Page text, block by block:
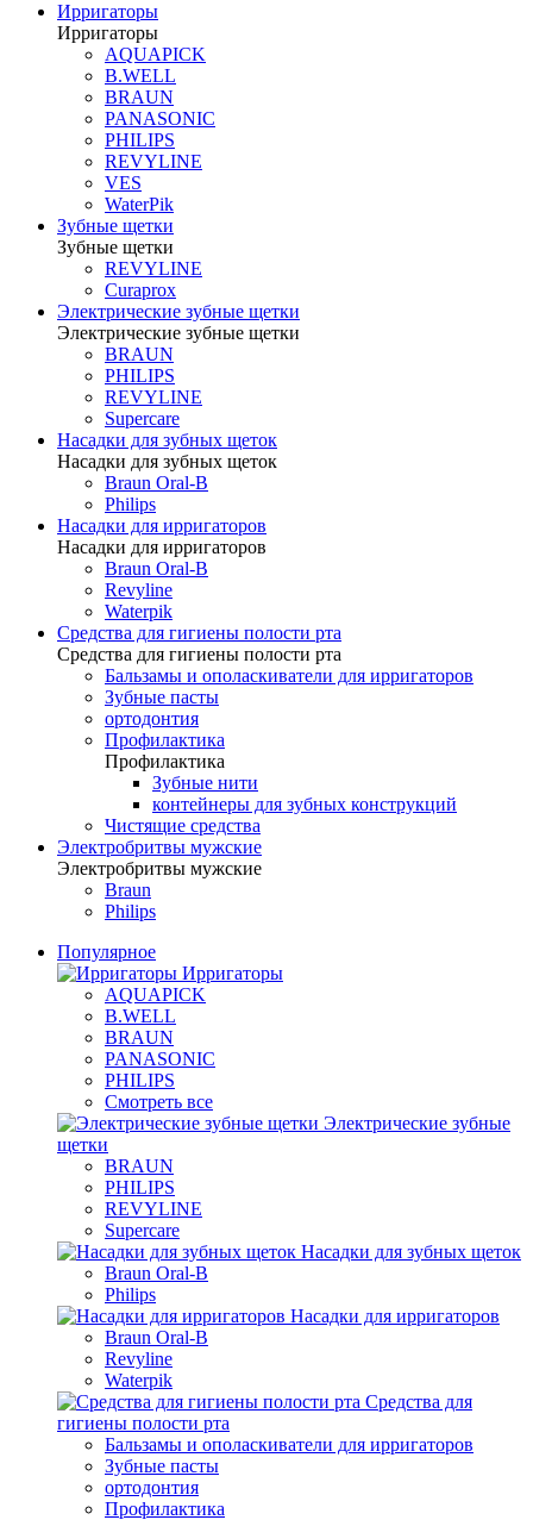
Ирригаторы
Ирригаторы
AQUAPICK
B.WELL
BRAUN
PANASONIC
PHILIPS
REVYLINE
VES
WaterPik
Зубные щетки
Зубные щетки
REVYLINE
Curaprox
Электрические зубные щетки
Электрические зубные щетки
BRAUN
PHILIPS
REVYLINE
Supercare
Насадки для зубных щеток
Насадки для зубных щеток
Braun Oral-B
Philips
Насадки для ирригаторов
Насадки для ирригаторов
Braun Oral-B
Revyline
Waterpik
Средства для гигиены полости рта
Средства для гигиены полости рта
Бальзамы и ополаскиватели для ирригаторов
Зубные пасты
ортодонтия
Профилактика
Профилактика
Зубные нити
контейнеры для зубных конструкций
Чистящие средства
Электробритвы мужские
Электробритвы мужские
Braun
Philips
Популярное
Ирригаторы
AQUAPICK
B.WELL
BRAUN
PANASONIC
PHILIPS
Смотреть все
Электрические зубные
щетки
BRAUN
PHILIPS
REVYLINE
Supercare
Насадки для зубных щеток
Braun Oral-B
Philips
Насадки для ирригаторов
Braun Oral-B
Revyline
Waterpik
Средства для
гигиены полости рта
Бальзамы и ополаскиватели для ирригаторов
Зубные пасты
ортодонтия
Профилактика